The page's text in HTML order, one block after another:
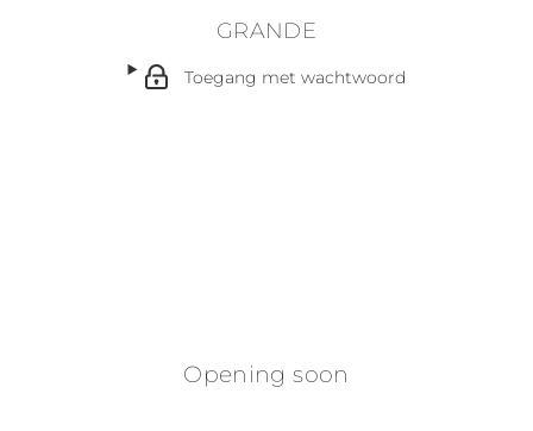
GRANDE
Toegang met wachtwoord
Opening soon